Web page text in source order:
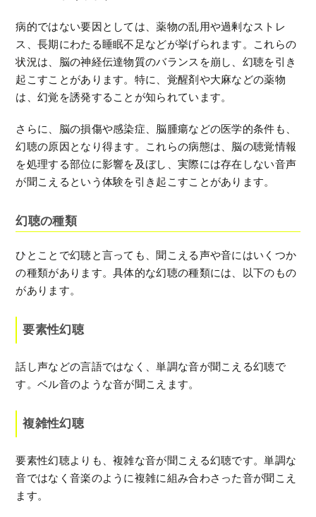
病的ではない要因としては、薬物の乱用や過剰なストレ
ス、長期にわたる睡眠不足などが挙げられます。これらの
状況は、脳の神経伝達物質のバランスを崩し、幻聴を引き
起こすことがあります。特に、覚醒剤や大麻などの薬物
は、幻覚を誘発することが知られています。
さらに、脳の損傷や感染症、脳腫瘍などの医学的条件も、
幻聴の原因となり得ます。これらの病態は、脳の聴覚情報
を処理する部位に影響を及ぼし、実際には存在しない音声
が聞こえるという体験を引き起こすことがあります。
幻聴の種類
ひとことで幻聴と言っても、聞こえる声や音にはいくつか
の種類があります。具体的な幻聴の種類には、以下のもの
があります。
要素性幻聴
話し声などの言語ではなく、単調な音が聞こえる幻聴で
す。ベル音のような音が聞こえます。
複雑性幻聴
要素性幻聴よりも、複雑な音が聞こえる幻聴です。単調な
音ではなく音楽のように複雑に組み合わさった音が聞こえ
ます。